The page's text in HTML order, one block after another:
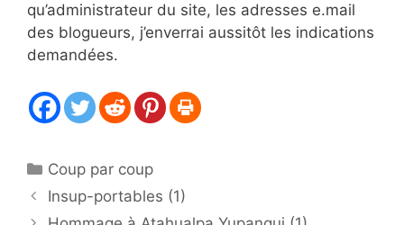
qu’administrateur du site, les adresses e.mail
des blogueurs, j’enverrai aussitôt les indications
demandées.
Catégories
Coup par coup
Insup-portables (1)